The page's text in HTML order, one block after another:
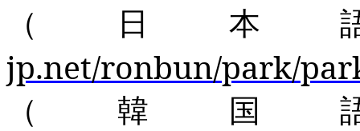
（日
jp.net/ronbun/park/
（韓